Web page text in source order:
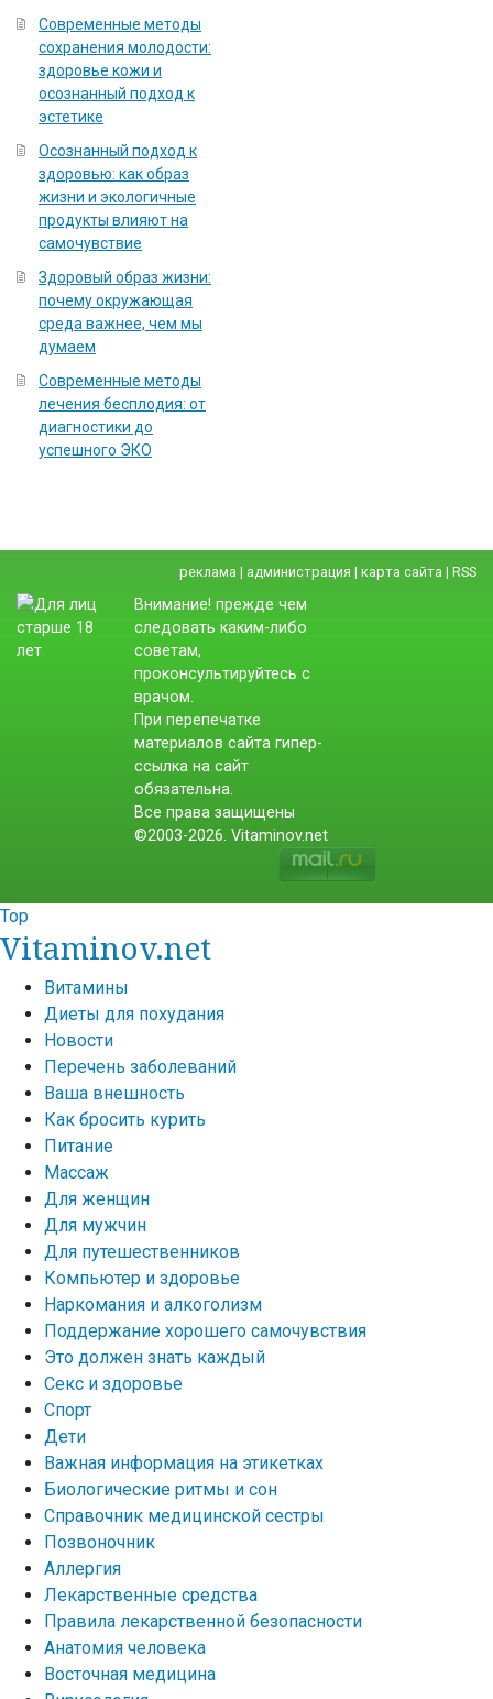
Современные методы
сохранения молодости:
здоровье кожи и
осознанный подход к
эстетике
Осознанный подход к
здоровью: как образ
жизни и экологичные
продукты влияют на
самочувствие
Здоровый образ жизни:
почему окружающая
среда важнее, чем мы
думаем
Современные методы
лечения бесплодия: от
диагностики до
успешного ЭКО
реклама | администрация | карта сайта | RSS
Внимание! прежде чем
следовать каким-либо
советам,
проконсультируйтесь с
врачом.
При перепечатке
материалов сайта гипер-
ссылка на сайт
обязательна.
Все права защищены
©2003-2026. Vitaminov.net
Top
Vitaminov.net
Витамины
Диеты для похудания
Новости
Перечень заболеваний
Ваша внешность
Как бросить курить
Питание
Массаж
Для женщин
Для мужчин
Для путешественников
Компьютер и здоровье
Наркомания и алкоголизм
Поддержание хорошего самочувствия
Это должен знать каждый
Секс и здоровье
Спорт
Дети
Важная информация на этикетках
Биологические ритмы и сон
Справочник медицинской сестры
Позвоночник
Аллергия
Лекарственные средства
Правила лекарственной безопасности
Aнатомия человека
Восточная медицина